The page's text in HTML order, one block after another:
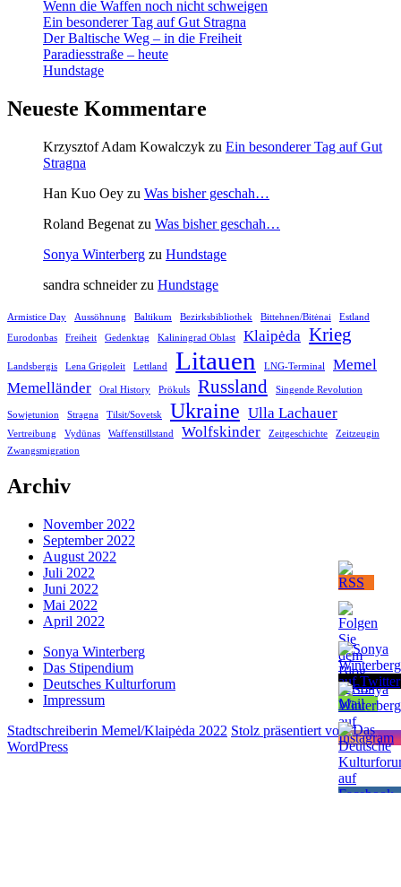
Wenn die Waffen noch nicht schweigen
Ein besonderer Tag auf Gut Stragna
Der Baltische Weg – in die Freiheit
Paradiesstraße – heute
Hundstage
Neueste Kommentare
Krzysztof Adam Kowalczyk zu Ein besonderer Tag auf Gut
Stragna
Han Kuo Oey zu Was bisher geschah…
Roland Begenat zu Was bisher geschah…
Sonya Winterberg zu Hundstage
sandra schneiderzu Hundstage
Armistice Day Aussöhnung Baltikum Bezirksbibliothek Bittehnen/Bitėnai Estland
Eurodonbas Freiheit Gedenktag Kaliningrad Oblast Klaipėda Krieg
Landsbergis Lena Grigoleit Lettland Litauen LNG-Terminal
Memel
Memelländer
Oral History Prökuls Russland Singende Revolution
Sowjetunion Stragna Tilsit/Sovetsk Ukraine Ulla Lachauer
Vertreibung Vydūnas Waffenstillstand Wolfskinder Zeitgeschichte
Zeitzeugin
Zwangsmigration
Archiv
November 2022
September 2022
August 2022
Juli 2022
Juni 2022
Mai 2022
April 2022
Sonya Winterberg
Das Stipendium
Deutsches Kulturforum
Impressum
Stadtschreiberin Memel/Klaipėda 2022 Stolz präsentiert von
WordPress